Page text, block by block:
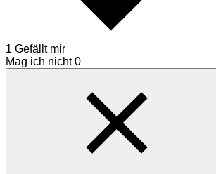
1 Gefällt mir
Mag ich nicht 0